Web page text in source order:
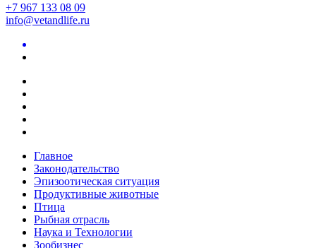
+7 967 133 08 09
info@vetandlife.ru
Главное
Законодательство
Эпизоотическая ситуация
Продуктивные животные
Птица
Рыбная отрасль
Наука и Технологии
Зообизнес